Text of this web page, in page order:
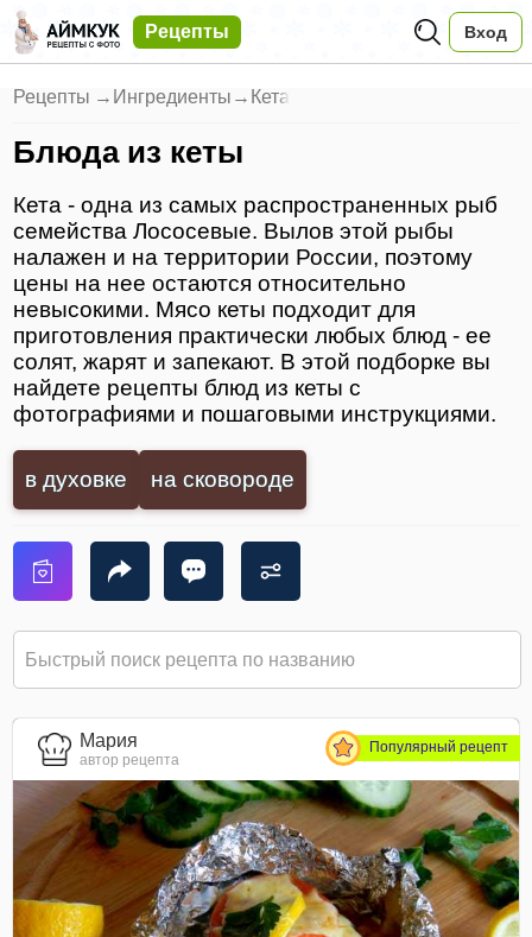
Рецепты Вход
Рецепты → Ингредиенты → Кета
Блюда из кеты
Кета - одна из самых распространенных рыб
семейства Лососевые. Вылов этой рыбы
налажен и на территории России, поэтому
цены на нее остаются относительно
невысокими. Мясо кеты подходит для
приготовления практически любых блюд - ее
солят, жарят и запекают. В этой подборке вы
найдете рецепты блюд из кеты с
фотографиями и пошаговыми инструкциями.
в духовке на сковороде
Мария
автор рецепта
Популярный рецепт